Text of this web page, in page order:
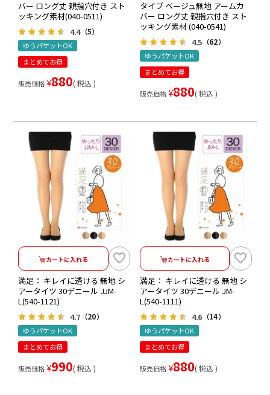
バー ロング丈 親指穴付き スト
ッキング素材(040-0511)
4.4（5）
ゆうパケットOK
まとめてお得
販売価格 ¥880 税込
タイプ ベージュ無地 アームカ
バー ロング丈 親指穴付き スト
ッキング素材 (040-0541)
4.5 （62）
ゆうパケットOK
まとめてお得
販売価格 ¥880 税込
カートに入れる
満足： キレイに透ける 無地 シ
アータイツ 30デニール JJM-
L(540-1121)
4.7 （20）
ゆうパケットOK
まとめてお得
販売価格 ¥990 税込
カートに入れる
満足： キレイに透ける 無地 シ
アータイツ 30デニール JM-
L(540-1111)
4.6 （14）
ゆうパケットOK
まとめてお得
販売価格 ¥880 税込